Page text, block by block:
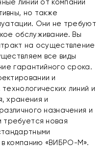
линии от компании
но также
Они не требуют
обслуживание. Вы
на осуществление
все виды
гарантийного срока.
и
линий и
хранения и
назначения и
требуется новая
компанию «ВИБРО-М».